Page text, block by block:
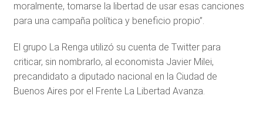
moralmente, tomarse la libertad de usar esas canciones
para una campaña política y beneficio propio”.
El grupo La Renga utilizó su cuenta de Twitter para
criticar, sin nombrarlo, al economista Javier Milei,
precandidato a diputado nacional en la Ciudad de
Buenos Aires por el Frente La Libertad Avanza.